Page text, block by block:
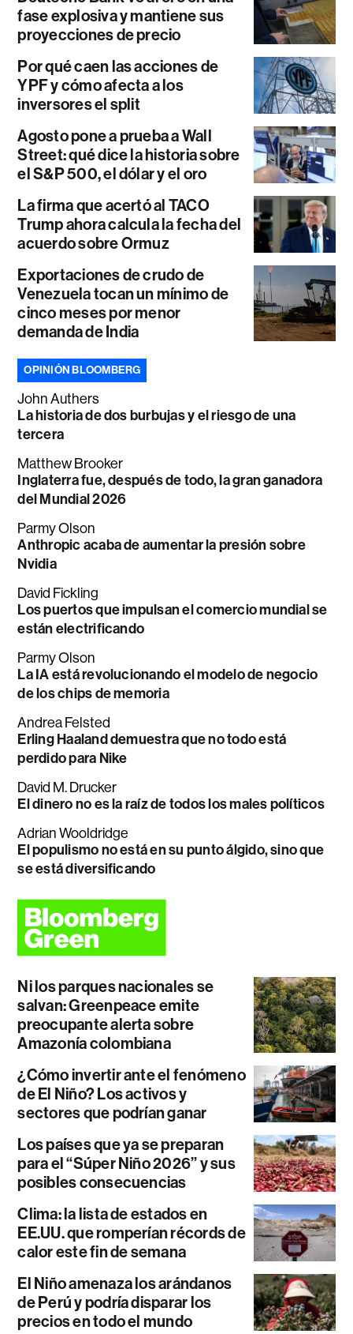
fase explosiva y mantiene sus
proyecciones de precio
Por qué caen las acciones de
YPF y cómo afecta a los
inversores el split
Agosto pone a prueba a Wall
Street: qué dice la historia sobre
el S&P 500, el dólar y el oro
La firma que acertó al TACO
Trump ahora calcula la fecha del
acuerdo sobre Ormuz
Exportaciones de crudo de
Venezuela tocan un mínimo de
cinco meses por menor
demanda de India
OPINIÓN BLOOMBERG
John Authers
La historia de dos burbujas y el riesgo de una
tercera
Matthew Brooker
Inglaterra fue, después de todo, la gran ganadora
del Mundial 2026
Parmy Olson
Anthropic acaba de aumentar la presión sobre
Nvidia
David Fickling
Los puertos que impulsan el comercio mundial se
están electrificando
Parmy Olson
La IA está revolucionando el modelo de negocio
de los chips de memoria
Andrea Felsted
Erling Haaland demuestra que no todo está
perdido para Nike
David M. Drucker
El dinero no es la raíz de todos los males políticos
Adrian Wooldridge
El populismo no está en su punto álgido, sino que
se está diversificando
Ni los parques nacionales se
salvan: Greenpeace emite
preocupante alerta sobre
Amazonía colombiana
¿Cómo invertir ante el fenómeno
de El Niño? Los activos y
sectores que podrían ganar
Los países que ya se preparan
para el “Súper Niño 2026” y sus
posibles consecuencias
Clima: la lista de estados en
EE.UU. que romperían récords de
calor este fin de semana
El Niño amenaza los arándanos
de Perú y podría disparar los
precios en todo el mundo